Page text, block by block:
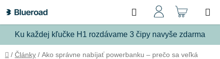
na
obsah
Ku každej kľučke H1 rozdávame 3 čipy navyše zdarma
Hľadať
Domov
/ Články / Ako správne nabíjať powerbanku – prečo sa veľká